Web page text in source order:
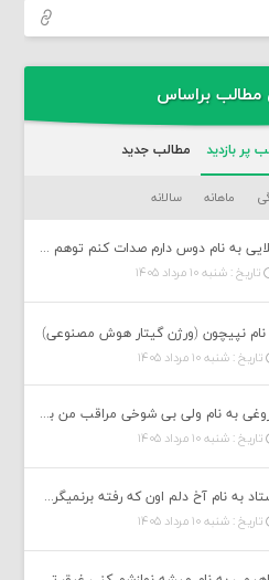
مطالب براساس
پر بازدید مطالب جدید
ماهانه سالانه
دانلود آهنگ محمد ملایی به نام دوس دارم صدات کنم توهم بگی جونم نیمه پنهونم
تاریخ : شنبه ۱۰ مرداد ۱۴۰۵
نام نپیچون (ورژن گیتار هوش مصنوعی)
تاریخ : شنبه ۱۰ مرداد ۱۴۰۵
دانلود آهنگ مهدی فروغی به نام ولی بی شوخی مراقب من باش
تاریخ : شنبه ۱۰ مرداد ۱۴۰۵
دانلود آهنگ میلاد راستاد به نام آخ دلم اون که رفته برنمیگرده اون که رفته خیلی نامرده
تاریخ : شنبه ۱۰ مرداد ۱۴۰۵